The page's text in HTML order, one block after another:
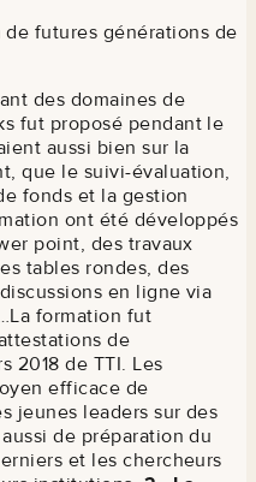
futures générations de
des domaines de
fut proposé pendant le
aussi bien sur la
que le suivi-évaluation,
fonds et la gestion
ont été développés
point, des travaux
tables rondes, des
en ligne via
formation fut
de
2018 de TTI. Les
efficace de
jeunes leaders sur des
de préparation du
et les chercheurs